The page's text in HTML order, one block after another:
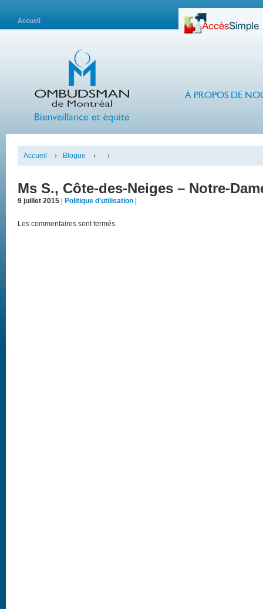
Accueil
À PROPOS DE
Accueil › Blogue › ›
Ms S., Côte-des-Neiges – Notre-
9 juillet 2015 Politique d'utilisation
Les commentaires sont fermés.